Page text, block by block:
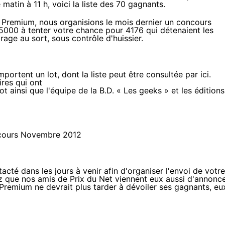
à 11 h, voici la liste des 70 gagnants.
nous organisions le mois dernier un concours
à tenter votre chance pour 4176 qui détenaient les
au sort, sous contrôle d'huissier.
un lot, dont la liste peut être consultée par ici.
qui ont
ainsi que l'équipe de la B.D. « Les geeks » et les éditions
dans les jours à venir afin d'organiser l'envoi de votre
que nos amis de Prix du Net viennent eux aussi
ne devrait plus tarder à dévoiler ses gagnants,